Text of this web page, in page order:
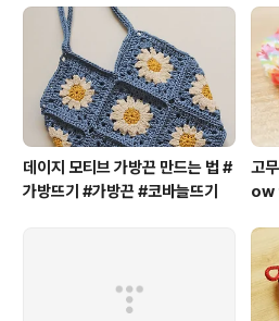
m02 ★블로그: https://blog.naver.com/
★인플루언서: https://in.naver.com/
스타: htt..
데이지 모티브 가방끈 만드는 법 #
가방뜨기 #가방끈 #코바늘뜨기
고
ow